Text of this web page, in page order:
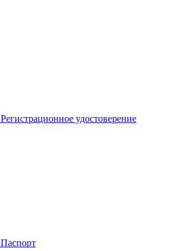
Регистрационное удостоверение
Паспорт